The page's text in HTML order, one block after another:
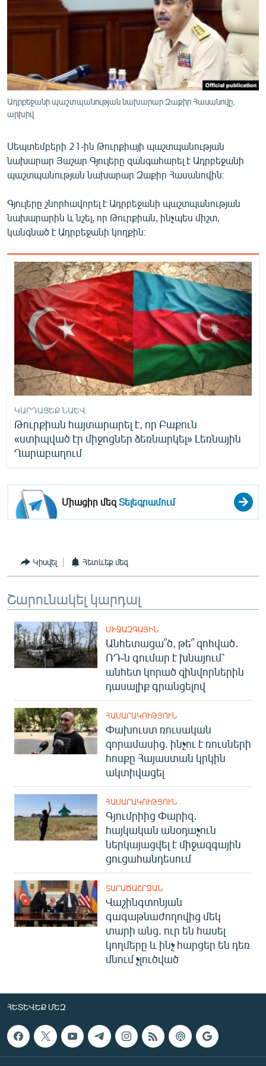
ՄԻՋԱԶԳԱՅԻՆ
ՄՇԱԿՈՒՅԹ
ՄԵԿՆԱԲԱՆՈՒԹՅՈՒՆ
ԿՈՐՈՆԱՎԻՐՈՒՍ
ՏԵՍԱՆՅՈՒԹԵՐ
ԲԱՆԱՎԵՃ
ՁԳՏԵԼՈՎ ԼԱՎԱԳՈՒՅՆԻՆ
ՓՈԴՔԱՍԹ
Հայերեն
English
Русский
ՀԵՏԵՎԵՔ ՄԵԶ
«Ազատության» բոլոր կայքերը
Ադրբեջանի պաշտպանության նախարար Զաքիր Հասանովը,
արխիվ
Սեպտեմբերի 21-ին Թուրքիայի պաշտպանության
նախարար Յաշար Գյուլերը զանգահարել է Ադրբեջանի
պաշտպանության նախարար Զաքիր Հասանովին։
Գյուլերը շնորհավորել է Ադրբեջանի պաշտպանության
նախարարին և նշել, որ Թուրքիան, ինչպես միշտ,
կանգնած է Ադրբեջանի կողքին։
ԿԱՐԴԱՑԵՔ ՆԱԵՎ
Թուրքիան հայտարարել է, որ Բաքուն
«ստիպված էր միջոցներ ձեռնարկել» Լեռնային
Ղարաբաղում
Միացիր մեզՏելեգրամում
Կիսվել Հետևեք մեզ
Շարունակել կարդալ
ՄԻՋԱԶԳԱՅԻՆ
Անհետացա՞ծ, թե՞ զոհված․
ՌԴ-ն գումար է խնայում՝
անհետ կորած զինվորներին
դասալիք գրանցելով
ՀԱՍԱՐԱԿՈՒԹՅՈՒՆ
Փախուստ ռուսական
զորամասից. ինչու է ռուսների
հոսքը Հայաստան կրկին
ակտիվացել
ՀԱՍԱՐԱԿՈՒԹՅՈՒՆ
Գյումրիից Փարիզ․
հայկական անօդաչուն
ներկայացվել է միջազգային
ցուցահանդեսում
ՏԱՐԱԾԱՇՐՋԱՆ
Վաշինգտոնյան
գագաթնաժողովից մեկ
տարի անց. ուր են հասել
կողմերը և ինչ հարցեր են դեռ
մնում չլուծված
ՀԵՏԵՎԵՔ ՄԵԶ